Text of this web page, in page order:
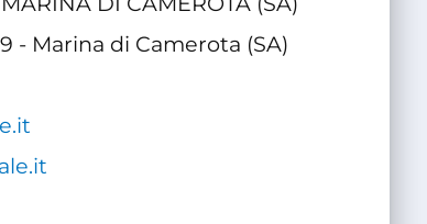
- Marina di Camerota (SA)